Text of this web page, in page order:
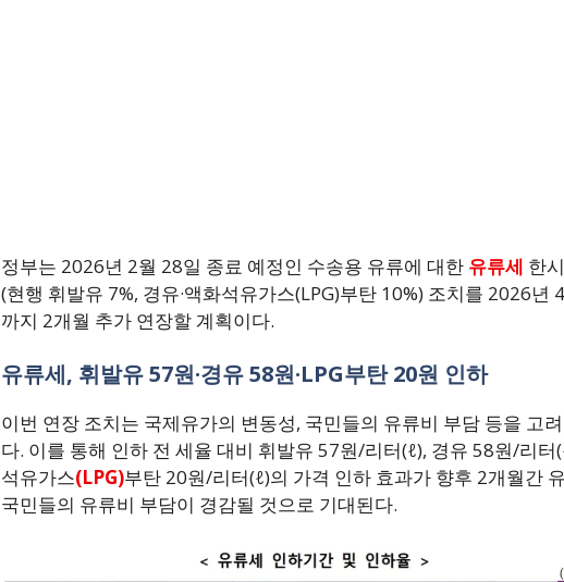
정부는 2026년 2월 28일 종료 예정인 수송용 유류에 대한 유류세 한
(현행 휘발유 7%, 경유·액화석유가스(LPG)부탄 10%) 조치를 2026년
까지 2개월 추가 연장할 계획이다.
유류세, 휘발유 57원·경유 58원·LPG부탄 20원 인하
이번 연장 조치는 국제유가의 변동성, 국민들의 유류비 부담 등을 고
다. 이를 통해 인하 전 세율 대비 휘발유 57원/리터(ℓ), 경유 58원/리터
석유가스(LPG)부탄 20원/리터(ℓ)의 가격 인하 효과가 향후 2개월간
국민들의 유류비 부담이 경감될 것으로 기대된다.